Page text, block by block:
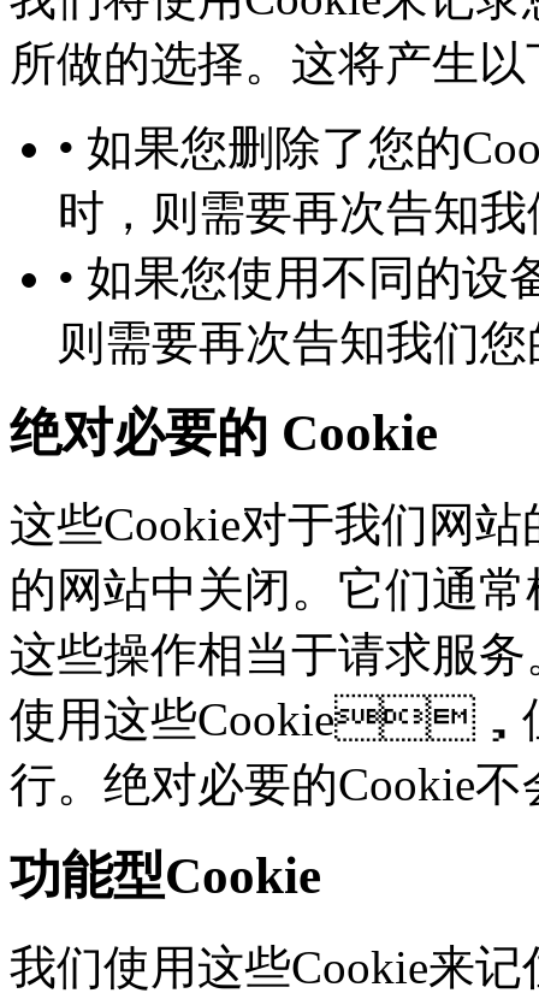
所做的选择。这将产生以
• 如果您删除了您的
时，则需要再次告知
• 如果您使用不同的设
则需要再次告知我们
绝对必要的 Cookie
这些Cookie对于我们网站
的网站中关闭。它们通常
这些操作相当于请求服
使用这些Cookie，
行。绝对必要的Cookie
功能型Cookie
我们使用这些Cookie来